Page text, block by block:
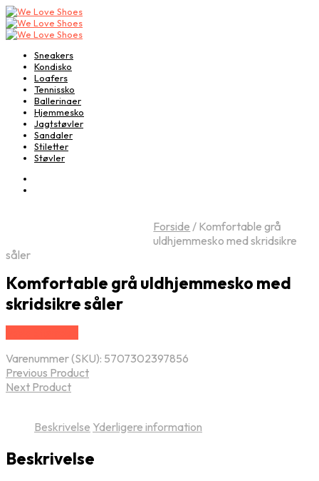
Sneakers
Kondisko
Loafers
Tennissko
Ballerinaer
Hjemmesko
Jagtstøvler
Sandaler
Stiletter
Støvler
Forside / Komfortable grå
uldhjemmesko med skridsikre
såler
Komfortable grå uldhjemmesko med
skridsikre såler
Varenummer (SKU): 5707302397856
Previous Product
Next Product
Beskrivelse Yderligere information
Beskrivelse